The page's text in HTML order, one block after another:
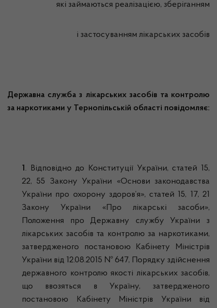
які займаються реалізацією, зберіганням
і застосуванням лікарських засобів
Державна служба з лікарських засобів та контролю
за наркотиками у Тернопільській області повідомляє:
1. Відповідно до Конституції України, статей 15,
22, 55 Закону України «Основи законодавства
України про охорону здоров’я», статей 15, 17, 21
Закону України «Про лікарські засоби»,
Положення про Державну службу України з
лікарських засобів та контролю за наркотиками,
затвердженого постановою Кабінету Міністрів
України від 12.08.2015 № 647, Порядку здійснення
державного контролю якості лікарських засобів,
що ввозяться в Україну, затвердженого
постановою Кабінету Міністрів України від